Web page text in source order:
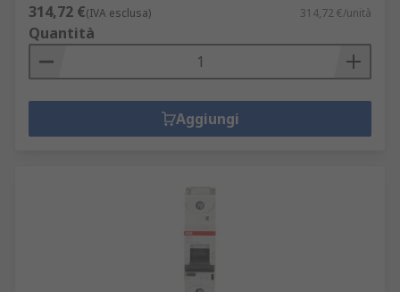
314,72 €(IVA esclusa) 314,72 €/unità
Quantità
Aggiungi